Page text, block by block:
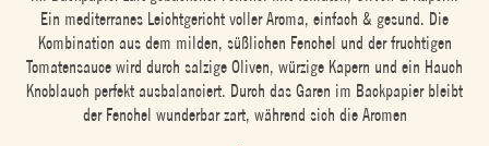
Ein mediterranes Leichtgericht voller Aroma, einfach & gesund. Die
Kombination aus dem milden, süßlichen Fenchel und der fruchtigen
Tomatensauce wird durch salzige Oliven, würzige Kapern und ein Hauch
Knoblauch perfekt ausbalanciert. Durch das Garen im Backpapier bleibt
der Fenchel wunderbar zart, während sich die Aromen